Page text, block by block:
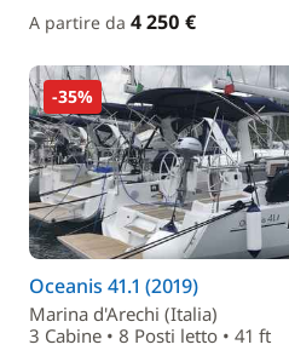
A partire da 4 250 €
-35%
Oceanis 41.1 (2019)
Marina d'Arechi (Italia)
3 Cabine • 8 Posti letto • 41 ft